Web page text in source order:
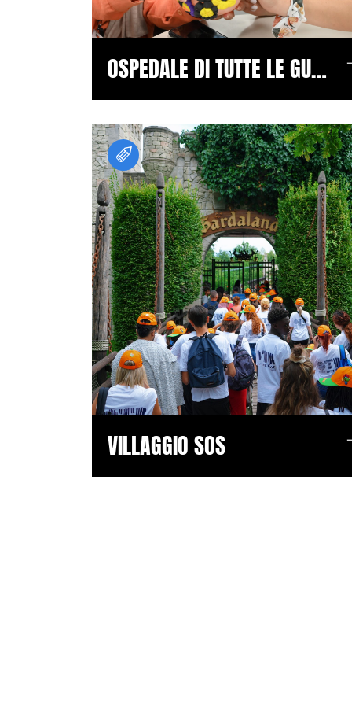
OSPEDALE DI TUTTE LE GUERRE
VILLAGGIO SOS